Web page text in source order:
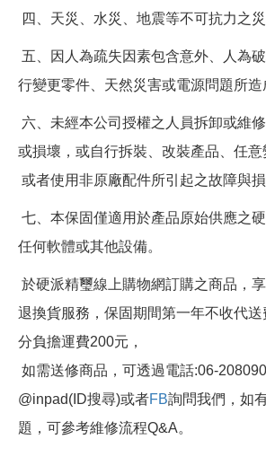
四、天災、水災、地震等不可抗力之
五、因人為疏失因素包含意外、人為
行變更零件、天然災害或電源問題所造
六、未經本公司授權之人員拆卸或維
或損壞，或自行拆裝、改裝產品、任意
或者使用非原廠配件所引起之故障與損
七、本保固僅適用於產品原始供應之
任何軟體或其他設備。
於硬派精璽線上購物網訂購之商品，
退換貨服務，保固期間第一年不收代
分負擔運費200元，
如需送修商品，可透過電話:06-
@inpad(ID搜尋)或者FB詢問我們，如
題，可參考維修流程Q&A。